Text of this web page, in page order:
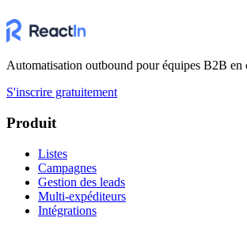
Automatisation outbound pour équipes B2B en
S'inscrire gratuitement
Produit
Listes
Campagnes
Gestion des leads
Multi-expéditeurs
Intégrations